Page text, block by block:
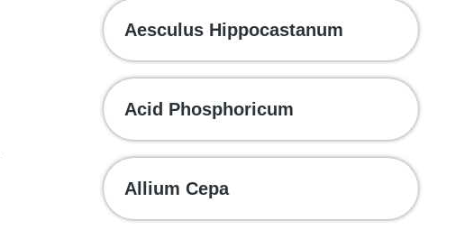
Aesculus Hippocastanum
Acid Phosphoricum
Allium Cepa